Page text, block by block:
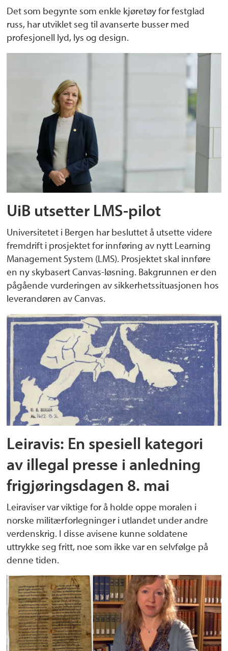
Det som begynte som enkle kjøretøy for festglad
russ, har utviklet seg til avanserte busser med
profesjonell lyd, lys og design.
UiB utsetter LMS-pilot
Universitetet i Bergen har besluttet å utsette videre
fremdrift i prosjektet for innføring av nytt Learning
Management System (LMS). Prosjektet skal innføre
en ny skybasert Canvas-løsning. Bakgrunnen er den
pågående vurderingen av sikkerhetssituasjonen hos
leverandøren av Canvas.
Leiravis: En spesiell kategori
av illegal presse i anledning
frigjøringsdagen 8. mai
Leiraviser var viktige for å holde oppe moralen i
norske militærforlegninger i utlandet under andre
verdenskrig. I disse avisene kunne soldatene
uttrykke seg fritt, noe som ikke var en selvfølge på
denne tiden.